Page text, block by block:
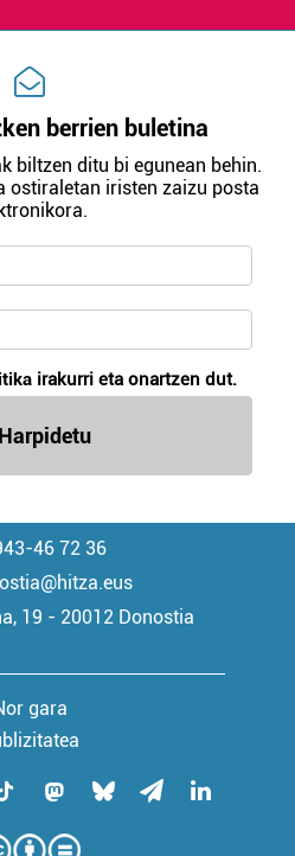
berrien buletina
biltzen ditu bi egunean behin.
ostiraletan iristen zaizu posta
irakurri eta onartzen dut.
Harpidetu
46 72 36
19 - 20012 Donostia
gara